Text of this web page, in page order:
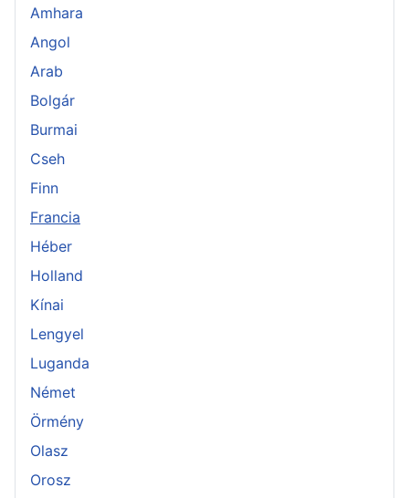
Amhara
Angol
Arab
Bolgár
Burmai
Cseh
Finn
Francia
Héber
Holland
Kínai
Lengyel
Luganda
Német
Örmény
Olasz
Orosz